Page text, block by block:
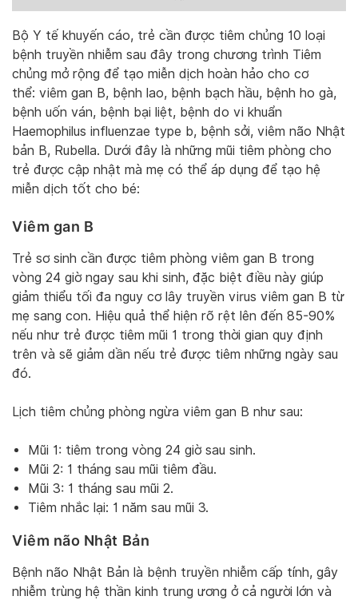
Bộ Y tế khuyến cáo, trẻ cần được tiêm chủng 10 loại
bệnh truyền nhiễm sau đây trong chương trình Tiêm
chủng mở rộng để tạo miễn dịch hoàn hảo cho cơ
thể: viêm gan B, bệnh lao, bệnh bạch hầu, bệnh ho gà,
bệnh uốn ván, bệnh bại liệt, bệnh do vi khuẩn
Haemophilus influenzae type b, bệnh sởi, viêm não Nhật
bản B, Rubella. Dưới đây là những mũi tiêm phòng cho
trẻ được cập nhật mà mẹ có thể áp dụng để tạo hệ
miễn dịch tốt cho bé:
Viêm gan B
Trẻ sơ sinh cần được tiêm phòng viêm gan B trong
vòng 24 giờ ngay sau khi sinh, đặc biệt điều này giúp
giảm thiểu tối đa nguy cơ lây truyền virus viêm gan B từ
mẹ sang con. Hiệu quả thể hiện rõ rệt lên đến 85-90%
nếu như trẻ được tiêm mũi 1 trong thời gian quy định
trên và sẽ giảm dần nếu trẻ được tiêm những ngày sau
đó.
Lịch tiêm chủng phòng ngừa viêm gan B như sau:
Mũi 1: tiêm trong vòng 24 giờ sau sinh.
Mũi 2: 1 tháng sau mũi tiêm đầu.
Mũi 3: 1 tháng sau mũi 2.
Tiêm nhắc lại: 1 năm sau mũi 3.
Viêm não Nhật Bản
Bệnh não Nhật Bản là bệnh truyền nhiễm cấp tính, gây
nhiễm trùng hệ thần kinh trung ương ở cả người lớn và